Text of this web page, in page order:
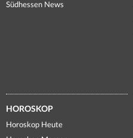
Südhessen News
HOROSKOP
Horoskop Heute